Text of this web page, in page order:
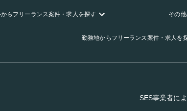
からフリーランス案件・求人を探す その
勤務地からフリーランス案件・求人を
SES事業者に